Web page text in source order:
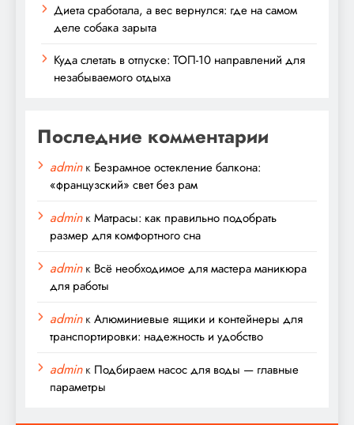
Диета сработала, а вес вернулся: где на самом
деле собака зарыта
Куда слетать в отпуске: ТОП-10 направлений для
незабываемого отдыха
Последние комментарии
adminк Безрамное остекление балкона:
«французский» свет без рам
adminкМатрасы: как правильно подобрать
размер для комфортного сна
adminк Всё необходимое для мастера маникюра
для работы
adminкАлюминиевые ящики и контейнеры для
транспортировки: надежность и удобство
adminк Подбираем насос для воды — главные
параметры